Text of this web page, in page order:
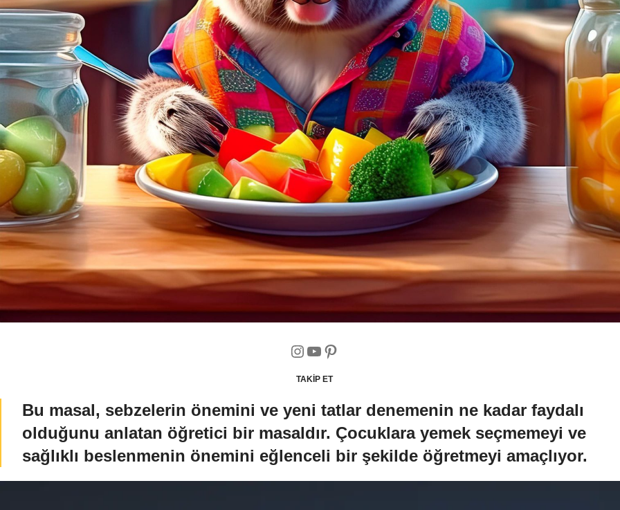
TAKİP ET
Bu masal, sebzelerin önemini ve yeni tatlar denemenin ne kadar faydalı
olduğunu anlatan öğretici bir masaldır. Çocuklara yemek seçmemeyi ve
sağlıklı beslenmenin önemini eğlenceli bir şekilde öğretmeyi amaçlıyor.